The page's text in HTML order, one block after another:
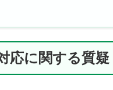
応に関する質疑